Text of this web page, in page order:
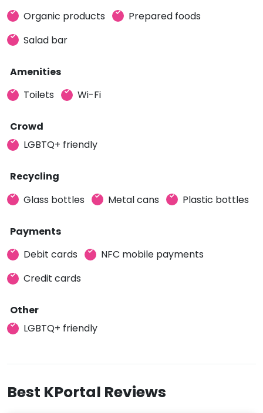
Organic products
Prepared foods
Salad bar
Amenities
Toilets
Wi-Fi
Crowd
LGBTQ+ friendly
Recycling
Glass bottles
Metal cans Plastic bottles
Payments
Debit cards
NFC mobile payments
Credit cards
Other
LGBTQ+ friendly
Best KPortal Reviews